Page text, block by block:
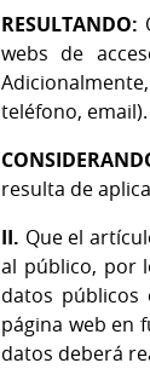
RESULTANDO:
webs de
teléfono, email).
resulta de
II. Que el
al público, por
datos públicos
página web en
datos deberá